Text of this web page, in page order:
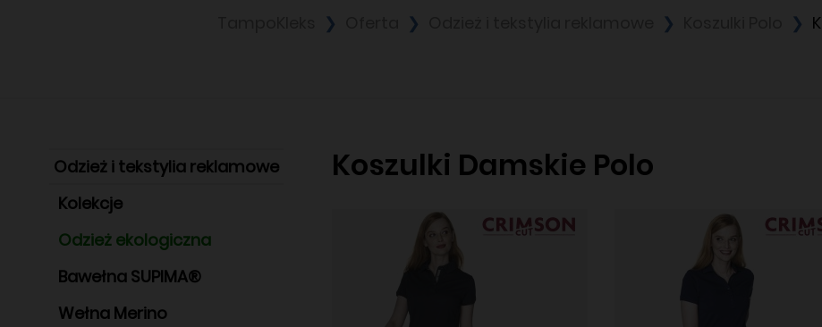
Odzież i tekstylia reklamowe
Kolekcje
Odzież ekologiczna
Bawełna SUPIMA®
Wełna Merino
Koszulki Damskie Polo